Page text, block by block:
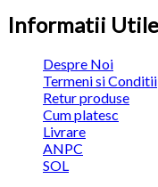
Informatii Utile
Despre Noi
Termeni si Conditii
Retur produse
Cum platesc
Livrare
ANPC
SOL